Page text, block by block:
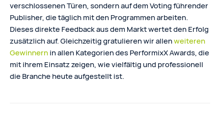
verschlossenen Türen, sondern auf dem Voting führender
Publisher, die täglich mit den Programmen arbeiten.
Dieses direkte Feedback aus dem Markt wertet den Erfolg
zusätzlich auf. Gleichzeitig gratulieren wir allenweiteren
Gewinnernin allen Kategorien des PerformixX Awards, die
mit ihrem Einsatz zeigen, wie vielfältig und professionell
die Branche heute aufgestellt ist.